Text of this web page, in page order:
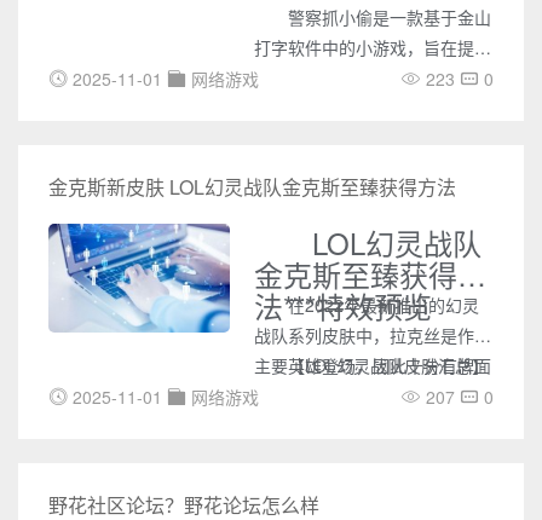
警察抓小偷是一款基于金山
打字软件中的小游戏，旨在提升
玩家的打字速度和准确性。在游
223 0
2025-11-01 网络游戏
金克斯新皮肤 LOL幻灵战队金克斯至臻获得方法
LOL幻灵战队
金克斯至臻获得方
法***特效预览
在2022年最新推出的幻灵
战队系列皮肤中，拉克丝是作为
主要英雄登场，因此十分有牌面
的获得了幻灵战队的至臻皮肤，
【LOL幻灵战队皮肤汇总】
207
0
2025-11-01 网络游戏
野花社区论坛？野花论坛怎么样